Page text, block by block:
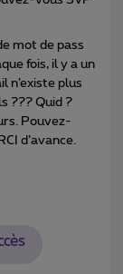
mot de pass
fois, il y a un
n’existe plus
??? Quid ?
Pouvez-
d’avance.